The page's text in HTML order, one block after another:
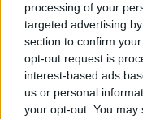
processing of your
targeted advertising
section to confirm
opt-out request is
interest-based ads
us or personal
your opt-out. You
alkotmányt, hogy
fejlődéshez való
sorolta az
törvényben